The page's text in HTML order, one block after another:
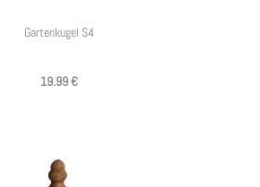
Gartenkugel S4
19.99 €